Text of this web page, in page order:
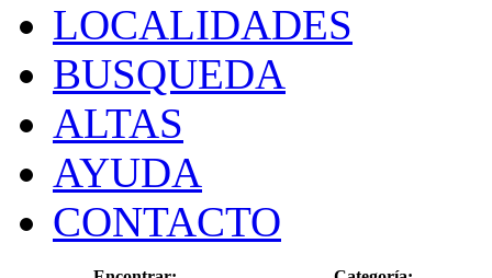
LOCALIDADES
BUSQUEDA
ALTAS
AYUDA
CONTACTO